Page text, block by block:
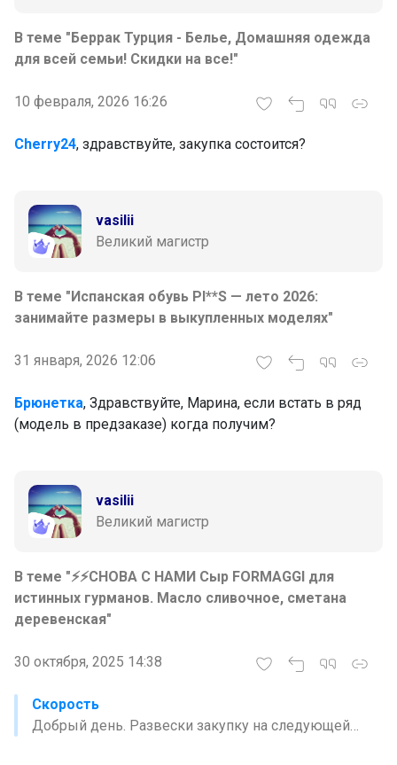
В теме "Беррак Турция - Белье, Домашняя одежда
для всей семьи! Скидки на все!"
10 февраля, 2026 16:26
Cherry24, здравствуйте, закупка состоится?
vasilii
Великий магистр
В теме "Испанская обувь PI**S — лето 2026:
занимайте размеры в выкупленных моделях"
31 января, 2026 12:06
Брюнетка, Здравствуйте, Марина, если встать в ряд
(модель в предзаказе) когда получим?
vasilii
Великий магистр
В теме "⚡⚡СНОВА С НАМИ Сыр FORMAGGI для
истинных гурманов. Масло сливочное, сметана
деревенская"
30 октября, 2025 14:38
Скорость
Добрый день. Развески закупку на следующей